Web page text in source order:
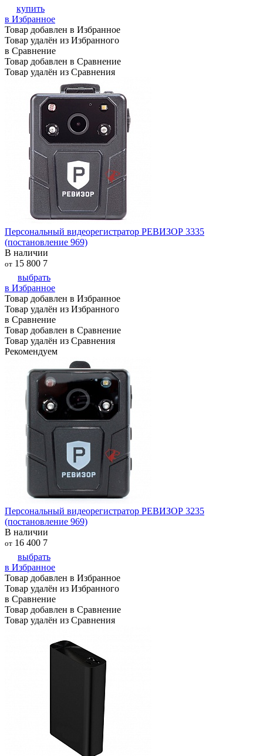
купить
в Избранное
Товар добавлен в Избранное
Товар удалён из Избранного
в Сравнение
Товар добавлен в Сравнение
Товар удалён из Сравнения
Персональный видеорегистратор РЕВИЗОР 3335
(постановление 969)
В наличии
от 15 800 7
выбрать
в Избранное
Товар добавлен в Избранное
Товар удалён из Избранного
в Сравнение
Товар добавлен в Сравнение
Товар удалён из Сравнения
Рекомендуем
Персональный видеорегистратор РЕВИЗОР 3235
(постановление 969)
В наличии
от 16 400 7
выбрать
в Избранное
Товар добавлен в Избранное
Товар удалён из Избранного
в Сравнение
Товар добавлен в Сравнение
Товар удалён из Сравнения